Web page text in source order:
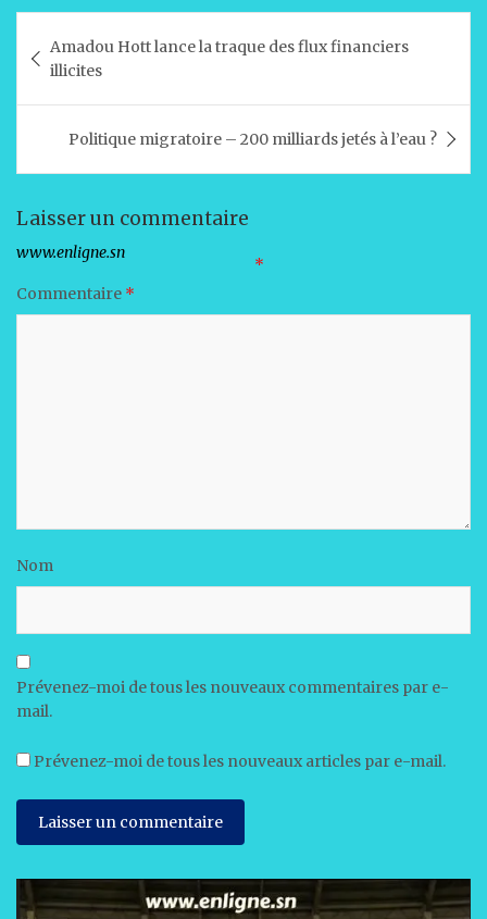
at
s
A
p
p
c
e
b
o
o
k
e
dI
n
ai
l
ta
g
er
de
l’article
Amadou Hott lance la traque des flux financiers
illicites
Politique migratoire – 200 milliards jetés à l’eau ?
Laisser un commentaire
Votre adresse e-mail ne sera pas publiée.
Les champs obligatoires sont indiqués avec *
Commentaire *
Nom
Prévenez-moi de tous les nouveaux commentaires par e-
mail.
Prévenez-moi de tous les nouveaux articles par e-mail.